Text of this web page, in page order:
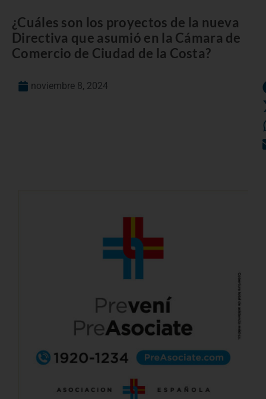
¿Cuáles son los proyectos de la nueva
Directiva que asumió en la Cámara de
Comercio de Ciudad de la Costa?
noviembre 8, 2024